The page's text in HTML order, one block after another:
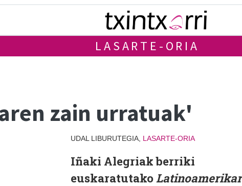
LASARTE-ORIA
zain urratuak'
UDAL LIBURUTEGIA, LASARTE-ORIA
Iñaki Alegriak berriki
euskaratutako